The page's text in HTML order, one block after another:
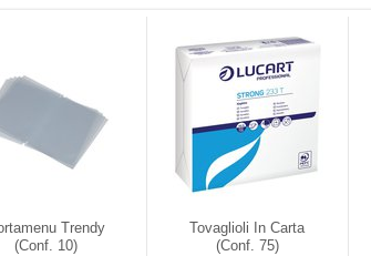
Trendy
(conf. 10)
Tovaglioli In Carta
(conf. 75)